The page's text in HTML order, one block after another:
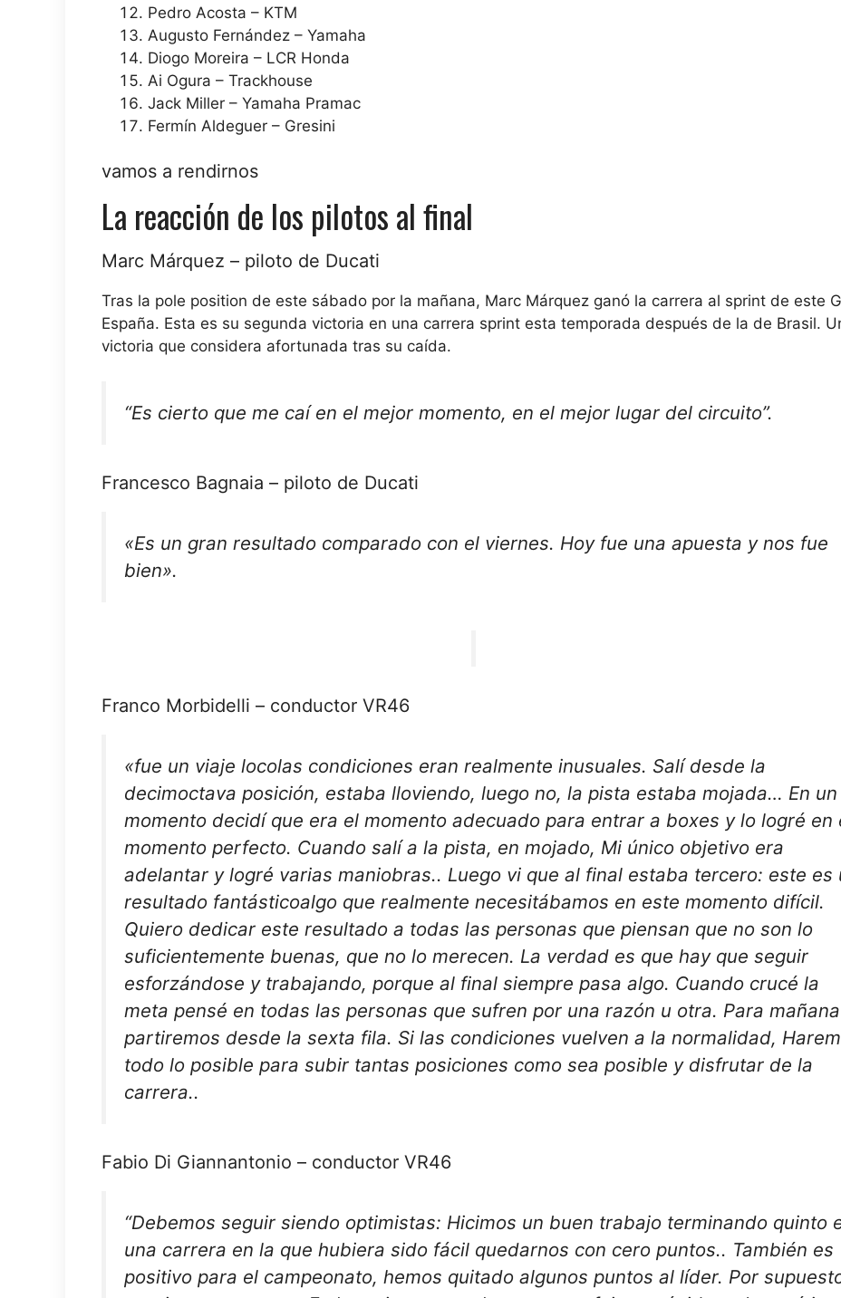
Pedro Acosta – KTM
Augusto Fernández – Yamaha
Diogo Moreira – LCR Honda
Ai Ogura – Trackhouse
Jack Miller – Yamaha Pramac
Fermín Aldeguer – Gresini
vamos a rendirnos
La reacción de los pilotos al final
Marc Márquez – piloto de Ducati
Tras la pole position de este sábado por la mañana, Marc Márquez ganó la carrera al sprint de este
España. Esta es su segunda victoria en una carrera sprint esta temporada después de la de Brasil.
victoria que considera afortunada tras su caída.
“Es cierto que me caí en el mejor momento, en el mejor lugar del circuito”.
Francesco Bagnaia – piloto de Ducati
«Es un gran resultado comparado con el viernes. Hoy fue una apuesta y nos fue
bien».
Franco Morbidelli – conductor VR46
«fue un viaje locolas condiciones eran realmente inusuales. Salí desde la
decimoctava posición, estaba lloviendo, luego no, la pista estaba mojada… En un
momento decidí que era el momento adecuado para entrar a boxes y lo logré en
momento perfecto. Cuando salí a la pista, en mojado, Mi único objetivo era
adelantar y logré varias maniobras.. Luego vi que al final estaba tercero: este es
resultado fantásticoalgo que realmente necesitábamos en este momento difícil.
Quiero dedicar este resultado a todas las personas que piensan que no son lo
suficientemente buenas, que no lo merecen. La verdad es que hay que seguir
esforzándose y trabajando, porque al final siempre pasa algo. Cuando crucé la
meta pensé en todas las personas que sufren por una razón u otra. Para mañana
partiremos desde la sexta fila. Si las condiciones vuelven a la normalidad,
todo lo posible para subir tantas posiciones como sea posible y disfrutar de la
carrera..
Fabio Di Giannantonio – conductor VR46
“Debemos seguir siendo optimistas: Hicimos un buen trabajo terminando quinto
una carrera en la que hubiera sido fácil quedarnos con cero puntos.. También es
positivo para el campeonato, hemos quitado algunos puntos al líder. Por